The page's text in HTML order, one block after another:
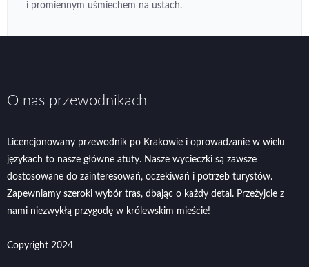
i promiennym uśmiechem na ustach.
O nas przewodnikach
Licencjonowany przewodnik po Krakowie i oprowadzanie w wielu
językach to nasze główne atuty. Nasze wycieczki są zawsze
dostosowane do zainteresowań, oczekiwań i potrzeb turystów.
Zapewniamy szeroki wybór tras, dbając o każdy detal. Przeżyjcie z
nami niezwykłą przygodę w królewskim mieście!
Copyright 2024